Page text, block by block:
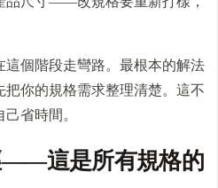
個階段走彎路。最根本的解法
把你的規格需求整理清楚。這不
省時間。
——這是所有規格的